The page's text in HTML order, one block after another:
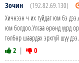
Зочин (192.82.69.130)
Хичнээн ч их гуйдаг юм бэ
юм болдоо.Улсаа өрөнд үүрд
төлбөр шаардах эрхгүй шүү дээ.
2 | 0